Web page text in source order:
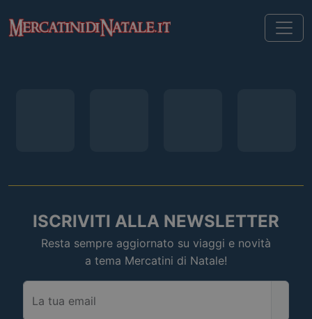
ISCRIVITI ALLA NEWSLETTER
Resta sempre aggiornato su viaggi e novità
a tema Mercatini di Natale!
La tua email